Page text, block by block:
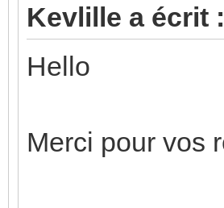
Kevlille a écrit :
Hello
Merci pour vos